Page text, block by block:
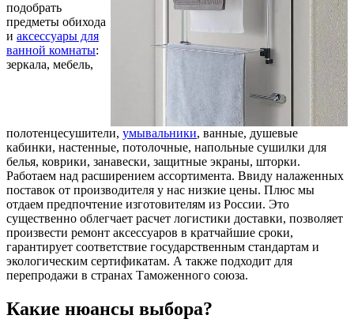
подобрать
предметы обихода
и аксессуары для
ванной комнаты:
зеркала, мебель,
полотенцесушители, умывальники, ванные, душевые
кабинки, настенные, потолочные, напольные сушилки для
белья, коврики, занавески, защитные экраны, шторки.
Работаем над расширением ассортимента. Ввиду налаженных
поставок от производителя у нас низкие цены. Плюс мы
отдаем предпочтение изготовителям из России. Это
существенно облегчает расчет логистики доставки, позволяет
произвести ремонт аксессуаров в кратчайшие сроки,
гарантирует соответствие государственным стандартам и
экологическим сертификатам. А также подходит для
перепродажи в странах Таможенного союза.
Какие нюансы выбора?